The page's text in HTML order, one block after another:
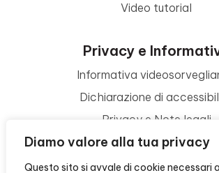
Diamo valore alla tua privacy
Questo sito si avvale di cookie necessari
Video tutorial
Privacy e
Informativa
Dichiarazione di
Privacy e Note legali
Termini di utilizzo
Cookie policy